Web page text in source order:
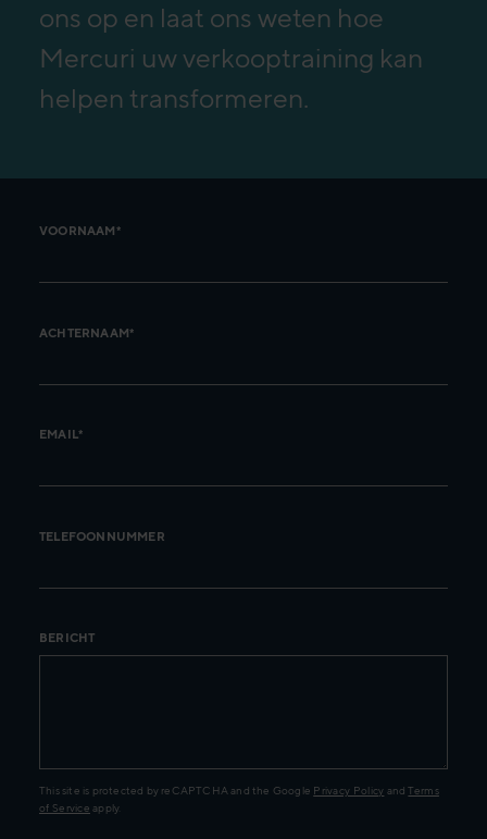
ons op en laat ons weten hoe
Mercuri uw verkooptraining kan
helpen transformeren.
VOORNAAM*
ACHTERNAAM*
EMAIL*
TELEFOONNUMMER
BERICHT
This site is protected by reCAPTCHA and the Google Privacy Policy andTerms
of Service apply.